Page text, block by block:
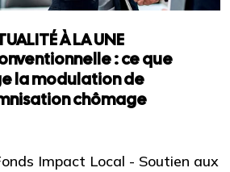
À LA UNE
: ce que
la modulation de
chômage
Impact Local - Soutien aux